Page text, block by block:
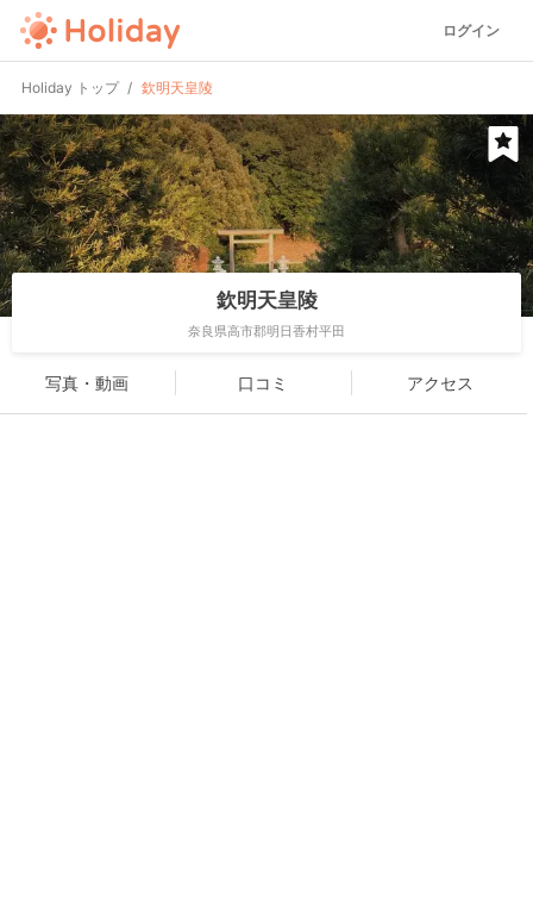
ログイン
Holiday トップ 欽明天皇陵
欽明天皇陵
奈良県高市郡明日香村平田
写真・動画 口コミ アクセス